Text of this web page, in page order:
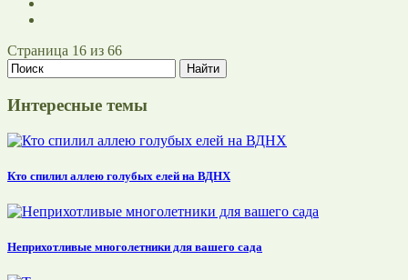
Страница 16 из 66
Интересные темы
Кто спилил аллею голубых елей на ВДНХ
Неприхотливые многолетники для вашего сада